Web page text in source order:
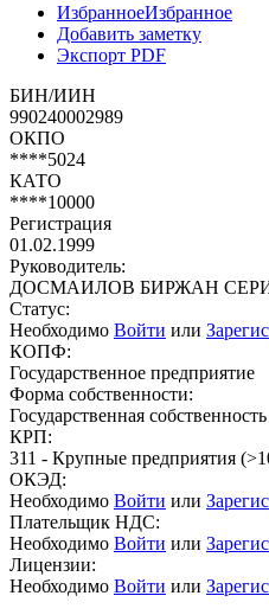
ИзбранноеИзбранное
Добавить заметку
Экспорт PDF
БИН/ИИН
990240002989
ОКПО
****5024
КАТО
****10000
Регистрация
01.02.1999
Руководитель:
ДОСМАИЛОВ БИРЖАН
Статус:
Необходимо Войти или
КОПФ:
Государственное предприятие
Форма собственности:
Государственная собственность
КРП:
311 - Крупные предприятия
ОКЭД:
Необходимо Войти или
Плательщик НДС:
Необходимо Войти или
Лицензии:
Необходимо Войти или